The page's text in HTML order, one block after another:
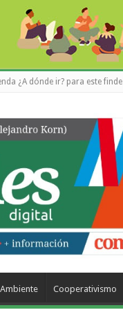
¿A dónde ir? para este finde
Ambiente Cooperativismo